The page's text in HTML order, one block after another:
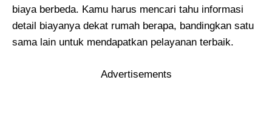
biaya berbeda. Kamu harus mencari tahu informasi
detail biayanya dekat rumah berapa, bandingkan satu
sama lain untuk mendapatkan pelayanan terbaik.
Advertisements